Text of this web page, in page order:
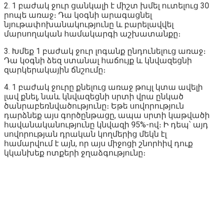
2. 1 բաժակ ջուր ցանկալի է միշտ խմել ուտելուց 30
րոպե առաջ։ Դա կօգնի արագացնել
նյութափոխանակությունը և բարելավվել
մարսողական համակարգի աշխատանքը։
3. Խմեք 1 բաժակ ջուր լոգանք ընդունելուց առաջ։
Դա կօգնի ձեզ ստանալ հաճույք և կնվազեցնի
զարկերակային ճնշումը։
4. 1 բաժակ ջուրը քնելուց առաջ թույլ կտա ավելի
լավ քնել, նաև կնվազեցնի սրտի վրա ընկած
ծանրաբեռնվածությունը։ Եթե սովորություն
դարձնեք այս գործընթացը, ապա սրտի կաթվածի
հավանականությունը կնվազի 95%-ով։ Ի դեպ՝ այդ
սովորության դրական կողմերից մեկն էլ
համարվում է այն, որ այս միջոցի շնորհիվ դուք
կկանխեք ոտքերի ջղաձգությունը։